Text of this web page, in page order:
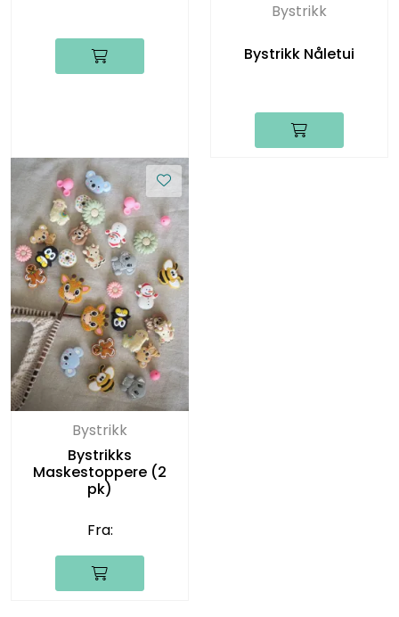
Bystrikk
Bystrikk Nåletui
Bystrikk
Bystrikks
Maskestoppere (2
pk)
Fra: